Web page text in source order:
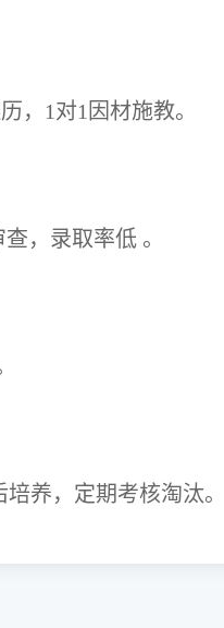
历，1对1因材施教。
审查，录取率低 。
资格证。
养，定期考核淘汰。